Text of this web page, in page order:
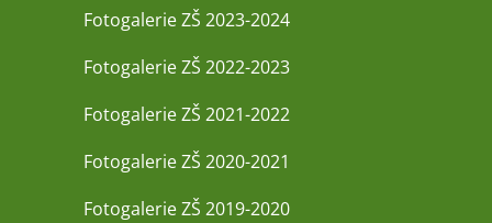
Fotogalerie ZŠ 2023-2024
Fotogalerie ZŠ 2022-2023
Fotogalerie ZŠ 2021-2022
Fotogalerie ZŠ 2020-2021
Fotogalerie ZŠ 2019-2020